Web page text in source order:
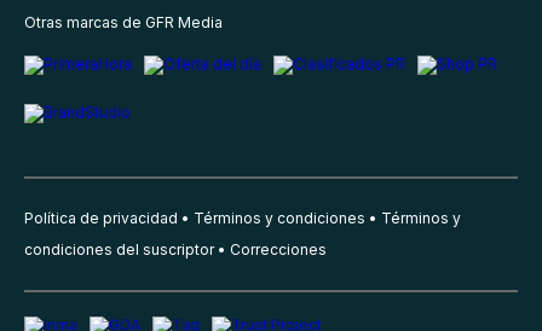
Otras marcas de GFR Media
Política de privacidad Términos y condiciones
Términos y
condiciones del suscriptor
Correcciones